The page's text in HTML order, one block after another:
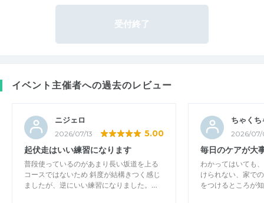
受付終了
イベント主催者への過去のレビュー
ニジェロ
2026/07/13 5.00
起伏走はいい練習になります
普段使っているのがあまり長い坂道を上る
コースではないため 斜度が結構きつく感じ
ましたが、逆にいい練習になりました。…
ちゃくち
2026/
毎日のケアが大
わかってはいても
けられない、家で
をつけるところが